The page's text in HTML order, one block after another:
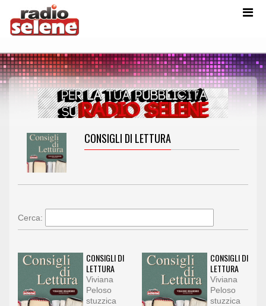
CONSIGLI DI LETTURA
Cerca:
CONSIGLI DI
LETTURA
Viviana
Peloso
stuzzica
CONSIGLI DI
LETTURA
Viviana
Peloso
stuzzica